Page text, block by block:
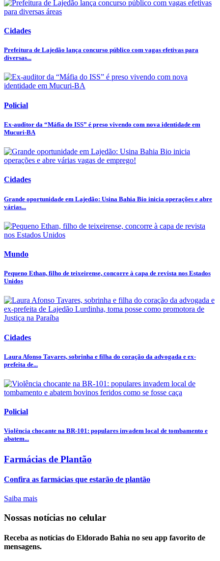
Cidades
Prefeitura de Lajedão lança concurso público com vagas efetivas para
diversas...
Policial
Ex-auditor da “Máfia do ISS” é preso vivendo com nova identidade em
Mucuri-BA
Cidades
Grande oportunidade em Lajedão: Usina Bahia Bio inicia operações e abre
várias...
Mundo
Pequeno Ethan, filho de teixeirense, concorre à capa de revista nos Estados
Unidos
Cidades
Laura Afonso Tavares, sobrinha e filha do coração da advogada e ex-
prefeita de...
Policial
Violência chocante na BR-101: populares invadem local de tombamento e
abatem...
Farmácias de Plantão
Confira as farmácias que estarão de plantão
Saiba mais
Nossas notícias no celular
Receba as notícias do Eldorado Bahia no seu app favorito de
mensagens.